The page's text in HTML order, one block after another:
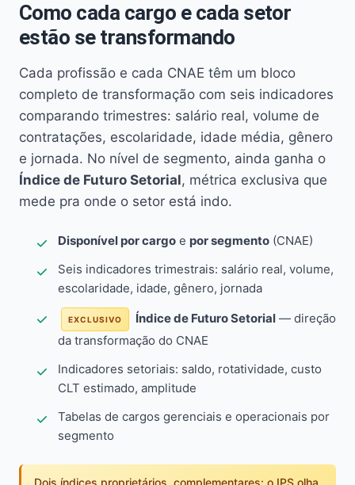
Como cada cargo e cada setor
estão se transformando
Cada profissão e cada CNAE têm um bloco
completo de transformação com seis indicadores
comparando trimestres: salário real, volume de
contratações, escolaridade, idade média, gênero
e jornada. No nível de segmento, ainda ganha o
Índice de Futuro Setorial, métrica exclusiva que
mede pra onde o setor está indo.
Disponível por cargo e por segmento (CNAE)
Seis indicadores trimestrais: salário real, volume,
escolaridade, idade, gênero, jornada
EXCLUSIVO Índice de Futuro Setorial — direção
da transformação do CNAE
Indicadores setoriais: saldo, rotatividade, custo
CLT estimado, amplitude
Tabelas de cargos gerenciais e operacionais por
segmento
Dois índices proprietários, complementares: o IPS olha